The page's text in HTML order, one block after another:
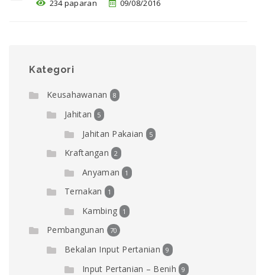
234 paparan 09/08/2016
Kategori
Keusahawanan 8
Jahitan 5
Jahitan Pakaian 5
Kraftangan 2
Anyaman 1
Ternakan 1
Kambing 1
Pembangunan 70
Bekalan Input Pertanian 9
Input Pertanian – Benih 9